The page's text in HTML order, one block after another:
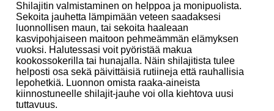
Shilajitin valmistaminen on helppoa ja monipuolista.
Sekoita jauhetta lämpimään veteen saadaksesi
luonnollisen maun, tai sekoita haaleaan
kasvipohjaiseen maitoon pehmeämmän elämyksen
vuoksi. Halutessasi voit pyöristää makua
kookossokerilla tai hunajalla. Näin shilajitista tulee
helposti osa sekä päivittäisiä rutiineja että rauhallisia
lepohetkiä. Luonnon omista raaka-aineista
kiinnostuneelle shilajit-jauhe voi olla kiehtova uusi
tuttavuus.